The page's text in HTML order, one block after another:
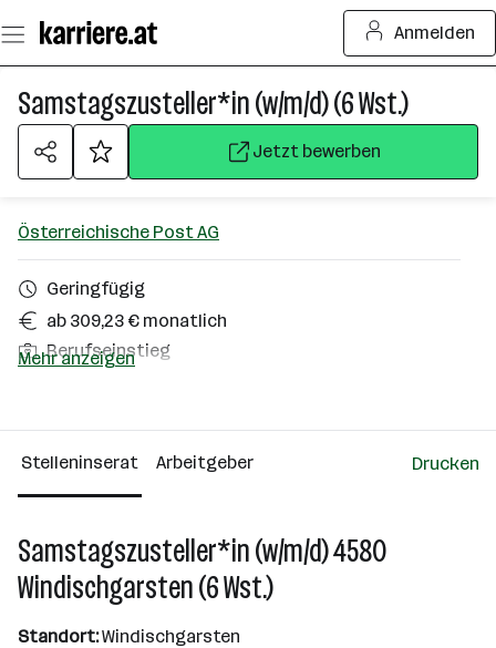
Seiteninhalt
springen
Anmelden
Samstagszusteller*in (w/m/d) (6 Wst.)
Jetzt bewerben
Österreichische Post AG
Geringfügig
ab 309,23 € monatlich
Berufseinstieg
Über das Unternehmen
501+ Mitarbeiter*innen
Mehr anzeigen
Stelleninserat Arbeitgeber Drucken
Samstagszusteller*in (w/m/d) 4580
Windischgarsten (6 Wst.)
Standort:Windischgarsten